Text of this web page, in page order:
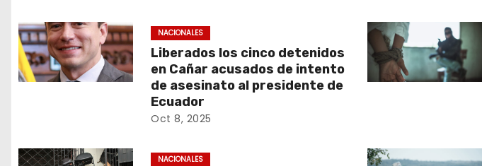
NACIONALES
Liberados los cinco detenidos
en Cañar acusados de intento
de asesinato al presidente de
Ecuador
Oct 8, 2025
NACIONALES